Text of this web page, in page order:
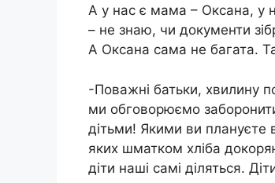
А у нас є мама – Оксана, у
– не знаю, чи документи
А Оксана сама не багата.
-Поважні батьки, хвилину
ми обговорюємо
дітьми! Якими ви плануєте
яких шматком хліба
діти наші самі діляться.